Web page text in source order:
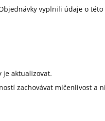
vyplnili údaje o
je aktualizovat.
zachovávat mlčenlivost a